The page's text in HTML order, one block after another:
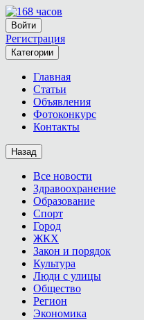
Войти
Регистрация
Категории
Главная
Статьи
Объявления
Фотоконкурс
Контакты
Назад
Все новости
Здравоохранение
Образование
Спорт
Город
ЖКХ
Закон и порядок
Культура
Люди с улицы
Общество
Регион
Экономика